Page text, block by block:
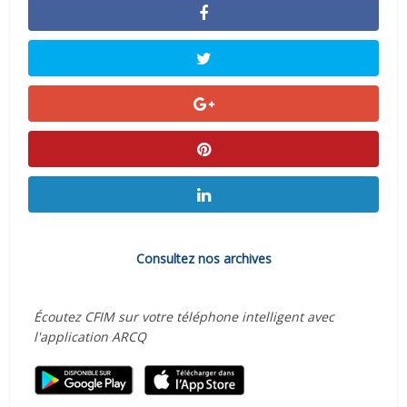
Consultez nos archives
Écoutez CFIM sur votre téléphone intelligent avec
l'application ARCQ